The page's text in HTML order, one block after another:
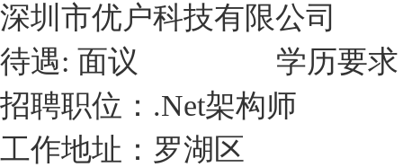
深圳市优户科技有限公司
待遇: 面议
学历要求
招聘职位：.Net架构师
工作地址：罗湖区